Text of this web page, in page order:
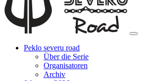
Peklo severu road
Über die Serie
Organisatoren
Archiv